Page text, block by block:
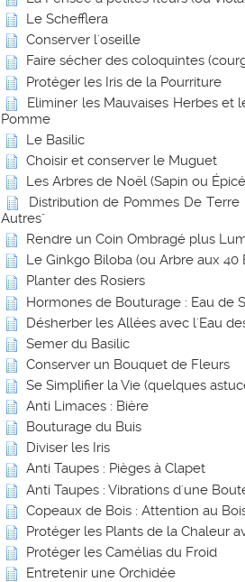
Le Schefflera
Conserver l'oseille
Faire sécher des coloquintes
Protéger les Iris de la Pourriture
Eliminer les Mauvaises Herbes et
Pomme
Le Basilic
Choisir et conserver le Muguet
Les Arbres de Noël (Sapin ou
Distribution de Pommes De
Autres"
Rendre un Coin Ombragé plus
Le Ginkgo Biloba (ou Arbre aux 40
Planter des Rosiers
Hormones de Bouturage : Eau de
Désherber les Allées avec l'Eau
Semer du Basilic
Conserver un Bouquet de Fleurs
Se Simplifier la Vie (quelques
Anti Limaces : Bière
Bouturage du Buis
Diviser les Iris
Anti Taupes : Pièges à Clapet
Anti Taupes : Vibrations d'une
Copeaux de Bois : Attention au
Protéger les Plants de la Chaleur
Protéger les Camélias du Froid
Entretenir une Orchidée